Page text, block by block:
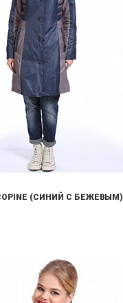
(СИНИЙ С БЕЖЕВЫМ)